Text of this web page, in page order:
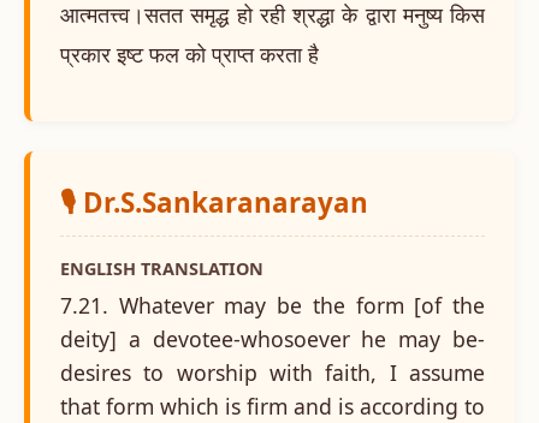
आत्मतत्त्व।सतत समृद्ध हो रही श्रद्धा के द्वारा मनुष्य किस
प्रकार इष्ट फल को प्राप्त करता है
🎙️ Dr.S.Sankaranarayan
ENGLISH TRANSLATION
7.21. Whatever may be the form [of the
deity] a devotee-whosoever he may be-
desires to worship with faith, I assume
that form which is firm and is according to